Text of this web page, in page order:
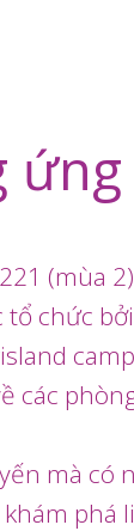
ứng
(mùa
chức bởi
các
mà có
phá